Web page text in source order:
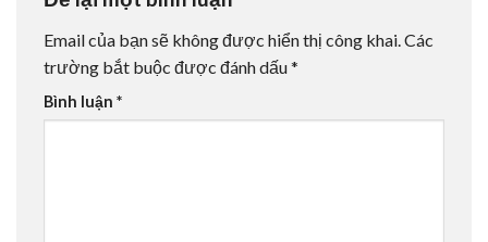
Email của bạn sẽ không được hiển thị công khai. Các
trường bắt buộc được đánh dấu*
Bình luận *